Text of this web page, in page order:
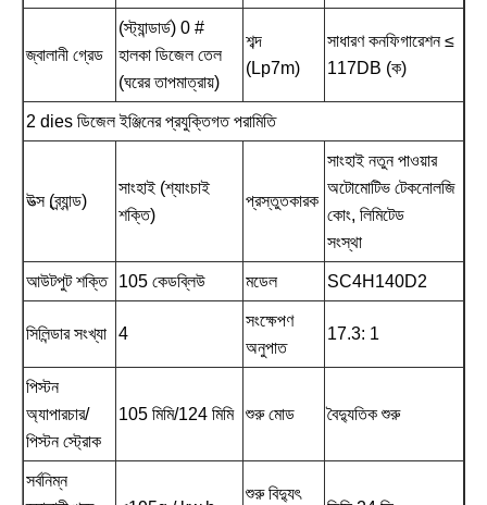
জ্বালানী গ্রেড
(স্ট্যান্ডার্ড) 0 #
হালকা ডিজেল তেল
(ঘরের তাপমাত্রায়)
শব্দ
(Lp7m)
সাধারণ কনফিগারেশন ≤
117DB (ক)
2 dies ডিজেল ইঞ্জিনের প্রযুক্তিগত পরামিতি
উত্স (ব্র্যান্ড)
সাংহাই (শ্যাংচাই
শক্তি)
প্রস্তুতকারক
সাংহাই নতুন পাওয়ার
অটোমোটিভ টেকনোলজি
কোং, লিমিটেড
সংস্থা
আউটপুট শক্তি 105 কেডব্লিউ মডেল SC4H140D2
সিলিন্ডার সংখ্যা 4
সংক্ষেপণ
অনুপাত
17.3: 1
পিস্টন
অ্যাপারচার/
পিস্টন স্ট্রোক
105 মিমি/124 মিমি শুরু মোড বৈদ্যুতিক শুরু
সর্বনিম্ন
শুরু বিদ্যুৎ